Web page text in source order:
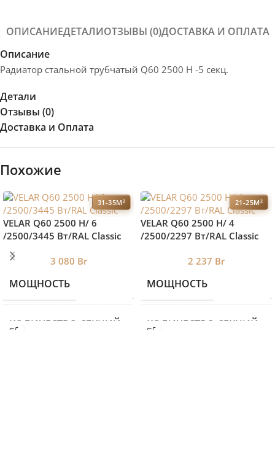
ОПИСАНИЕДЕТАЛИОТЗЫВЫ (0)ДОСТАВКА И ОПЛАТА
Описание
Радиатор стальной трубчатый Q60 2500 H -5 секц.
Детали
Отзывы (0)
Доставка и Оплата
Похожие
31-35М²
VELAR Q60 2500 H/ 6
/2500/3445 Вт/RAL Classic
3 080 Br
МОЩНОСТЬ 3445
КОЛИЧЕСТВО СЕКЦИЙ 6
21-25М²
VELAR Q60 2500 H/ 4
/2500/2297 Вт/RAL Classic
2 237 Br
МОЩНОСТЬ
КОЛИЧЕСТВО СЕКЦИЙ